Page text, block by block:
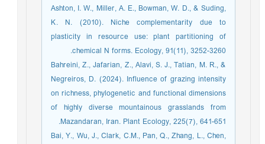
Ashton, I. W., Miller, A. E., Bowman, W. D., & Suding,
K. N. (2010). Niche complementarity due to
plasticity in resource use: plant partitioning of
chemical N forms. Ecology, 91(11), 3252-3260.
Bahreini, Z., Jafarian, Z., Alavi, S. J., Tatian, M. R., &
Negreiros, D. (2024). Influence of grazing intensity
on richness, phylogenetic and functional dimensions
of highly diverse mountainous grasslands from
Mazandaran, Iran. Plant Ecology, 225(7), 641-651.
Bai, Y., Wu, J., Clark, C.M., Pan, Q., Zhang, L., Chen,